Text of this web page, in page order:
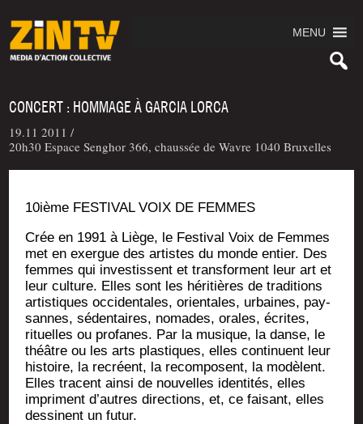
MENU
CONCERT : HOMMAGE À GARCIA LORCA
19.11 2011 /
20h30 Espace Senghor 366, chaussée de Wavre 1040 Bruxelles
10ième FESTIVAL VOIX DE FEMMES
Crée en 1991 à Liège, le Fes­ti­val Voix de Femmes
met en exergue des artistes du monde entier. Des
femmes qui inves­tissent et trans­forment leur art et
leur culture. Elles sont les héri­tières de tra­di­tions
artis­tiques occi­den­tales, orien­tales, urbaines, pay­
sannes, séden­taires, nomades, orales, écrites,
rituelles ou pro­fanes. Par la musique, la danse, le
théâtre ou les arts plas­tiques, elles conti­nuent leur
his­toire, la recréent, la recom­posent, la modèlent.
Elles tracent ain­si de nou­velles iden­ti­tés, elles
impriment d’autres direc­tions, et, ce fai­sant, elles
des­sinent un futur.